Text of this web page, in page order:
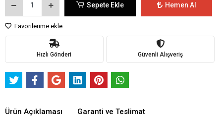
Sepete Ekle Hemen Al
Favorilerime ekle
Hızlı Gönderi Güvenli Alışveriş
Ürün Açıklaması Garanti ve Teslimat